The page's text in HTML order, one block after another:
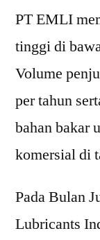
PT EMLI
tinggi di
Volume
per tahun
bahan bakar
komersial di
Pada Bulan
Lubricants